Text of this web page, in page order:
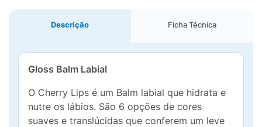
Descrição Ficha Técnica
Gloss Balm Labial
O Cherry Lips é um Balm labial que hidrata e
nutre os lábios. São 6 opções de cores
suaves e translúcidas que conferem um leve